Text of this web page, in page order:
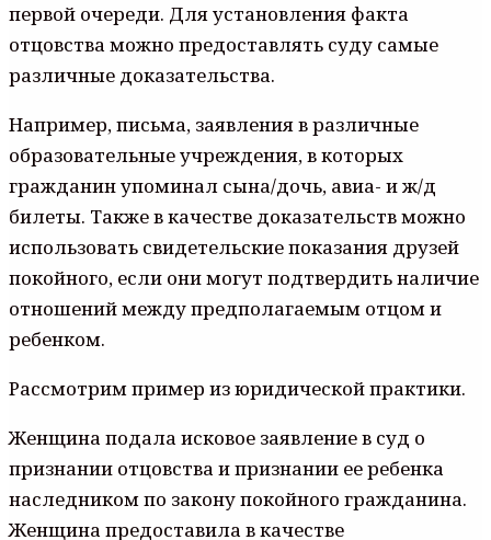
первой очереди. Для установления факта
отцовства можно предоставлять суду самые
различные доказательства.
Например, письма, заявления в различные
образовательные учреждения, в которых
гражданин упоминал сына/дочь, авиа- и ж/д
билеты. Также в качестве доказательств можно
использовать свидетельские показания друзей
покойного, если они могут подтвердить наличие
отношений между предполагаемым отцом и
ребенком.
Рассмотрим пример из юридической практики.
Женщина подала исковое заявление в суд о
признании отцовства и признании ее ребенка
наследником по закону покойного гражданина.
Женщина предоставила в качестве